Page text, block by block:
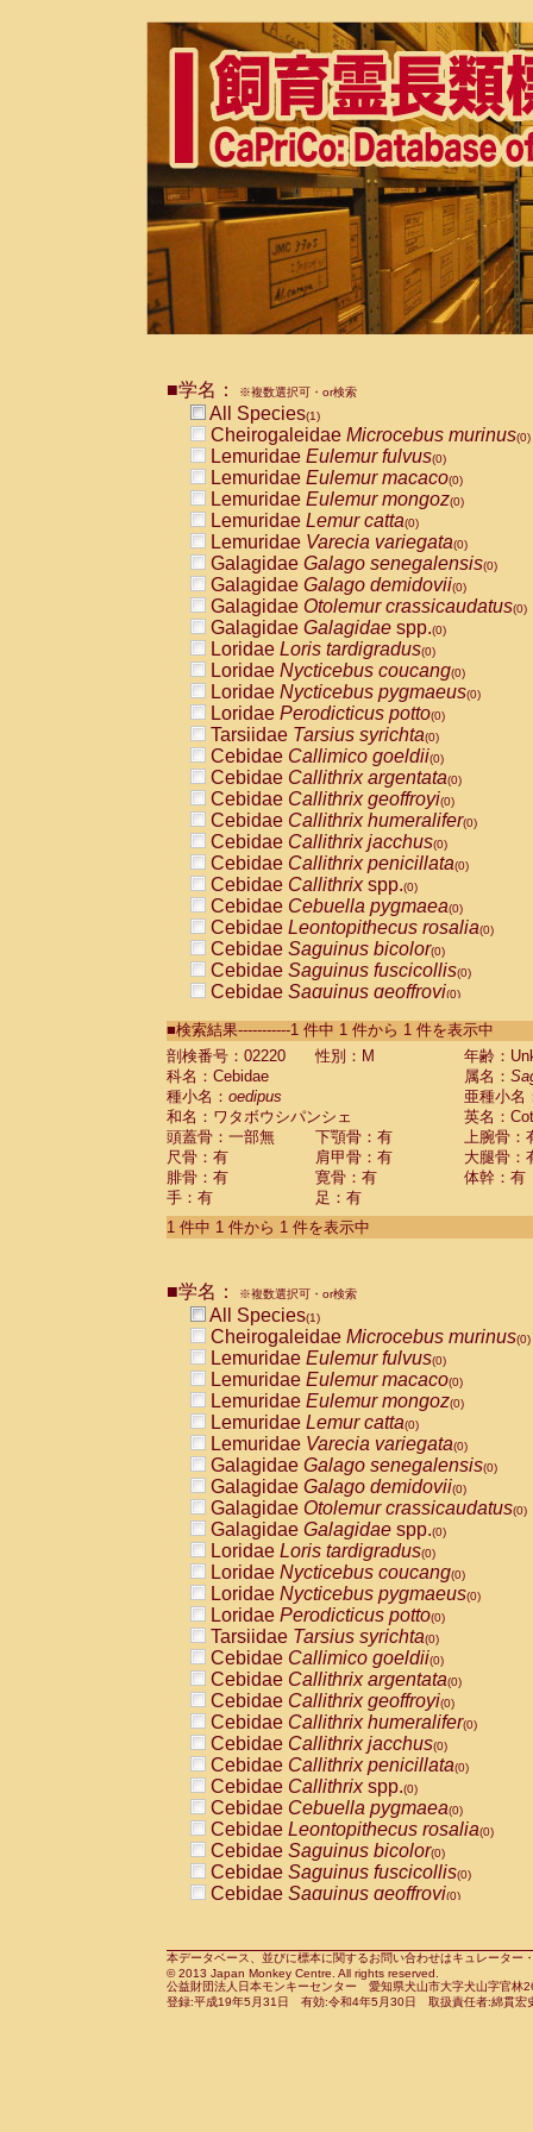
■学名： ※複数選択可・or検索
All Species(1)
Cheirogaleidae Microcebus murinus(0)
Lemuridae Eulemur fulvus(0)
Lemuridae Eulemur macaco(0)
Lemuridae Eulemur mongoz(0)
Lemuridae Lemur catta(0)
Lemuridae Varecia variegata(0)
Galagidae Galago senegalensis(0)
Galagidae Galago demidovii(0)
Galagidae Otolemur crassicaudatus(0)
Galagidae Galagidae spp.(0)
Loridae Loris tardigradus(0)
Loridae Nycticebus coucang(0)
Loridae Nycticebus pygmaeus(0)
Loridae Perodicticus potto(0)
Tarsiidae Tarsius syrichta(0)
Cebidae Callimico goeldii(0)
Cebidae Callithrix argentata(0)
Cebidae Callithrix geoffroyi(0)
Cebidae Callithrix humeralifer(0)
Cebidae Callithrix jacchus(0)
Cebidae Callithrix penicillata(0)
Cebidae Callithrixspp.(0)
Cebidae Cebuella pygmaea(0)
Cebidae Leontopithecus rosalia(0)
Cebidae Saguinus bicolor(0)
Cebidae Saguinus fuscicollis(0)
Cebidae Saguinus geoffroyi(0)
CebidaeSaguinus labiatus(0)
Cebidae Saguinus leucopus (0)
Cebidae
Cebidae
CebidaeSaguinus nigricollis (0)
Cebidae Saguinus oedipus
Cebidae Saguinus weddelli
Cebidae Saguinusspp.
Cebidae Aotus trivirgatus
Cebidae Cebus albifrons
CebidaeCebus nigrivittatus
CebidaeCebus
CebidaeSaimiri boliviensis(0)
CebidaeSaimiri sciureus(0)
AtelidaeAlouatta caraya(0)
AtelidaeAlouatta fusca(0)
AtelidaeAlouatta seniculus
AtelidaeAlouattaspp.(0)
AtelidaeAteles belzebuth(0)
AtelidaeAteles geoffroyi(0)
AtelidaeAteles paniscus(0)
AtelidaeAtelesspp.(0)
Atelidae Lagothrix lagothricha
AtelidaeLagothrix lagothricha cana
PitheciidaeCacajao calvus
PitheciidaeCallicebus cupreus
PitheciidaeCallicebus donacophilus
PitheciidaeCallicebus moloch
PitheciidaeCallicebus torquatus
PitheciidaeCallicebusspp.(0)
PitheciidaeChiropotes satanas(0)
PitheciidaePithecia monachus
PitheciidaePithecia pithecia(0)
CercopithecidaeCercocebus agilis
CercopithecidaeCercocebus
CercopithecidaeCercocebus
CercopithecidaeCercocebus
CercopithecidaeCercocebus
CercopithecidaeCercocebushybrid
CercopithecidaePapio anubis(0)
CercopithecidaePapio cynocephalus
CercopithecidaePapio hamadryas(0)
■検索結果-----------1 件中 1 件から 1 件を表示中
剖検番号：02220
性別：M
年齢：
科名：Cebidae
属名：
種小名： oedipus
亜種小名
和名：ワタボウシパンシェ
英名：
頭蓋骨：一部無
下顎骨：有
上腕骨：
尺骨：有
肩甲骨：有
大腿骨：
腓骨：有
寛骨：有
体幹：有
手：有
足：有
1 件中 1 件から 1 件を表示中
■学名： ※複数選択可・or検索
All Species(1)
Cheirogaleidae Microcebus murinus(0)
Lemuridae Eulemur fulvus(0)
Lemuridae Eulemur macaco(0)
Lemuridae Eulemur mongoz(0)
Lemuridae Lemur catta(0)
Lemuridae Varecia variegata(0)
Galagidae Galago senegalensis(0)
Galagidae Galago demidovii(0)
Galagidae Otolemur crassicaudatus(0)
Galagidae Galagidae spp.(0)
Loridae Loris tardigradus(0)
Loridae Nycticebus coucang(0)
Loridae Nycticebus pygmaeus(0)
Loridae Perodicticus potto(0)
Tarsiidae Tarsius syrichta(0)
Cebidae Callimico goeldii(0)
Cebidae Callithrix argentata(0)
Cebidae Callithrix geoffroyi(0)
Cebidae Callithrix humeralifer(0)
Cebidae Callithrix jacchus(0)
Cebidae Callithrix penicillata(0)
Cebidae Callithrixspp.(0)
Cebidae Cebuella pygmaea(0)
Cebidae Leontopithecus rosalia(0)
Cebidae Saguinus bicolor(0)
Cebidae Saguinus fuscicollis(0)
Cebidae Saguinus geoffroyi(0)
CebidaeSaguinus leucopus(0)
CebidaeSaguinus midas(0)
Cebidae Saguinus mystax(0)
本データベース、並びに標本に関するお問い合わせはキュレータ
© 2013 Japan Monkey Centre. All rights reserved.
公益財団法人日本モンキーセンター 愛知県犬山市大字犬山字官
登録:平成19年5月31日 有効:令和4年5月30日 取扱責任者:綿貫宏